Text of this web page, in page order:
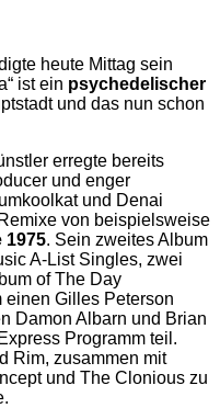
heute Mittag sein
ist ein psychedelischer
und das nun schon
erregte bereits
und enger
und Denai
von beispielsweise
1975. Sein zweites Album
A-List Singles, zwei
of The Day
Gilles Peterson
Damon Albarn und Brian
Programm teil.
Rim, zusammen mit
und The Clonious zu